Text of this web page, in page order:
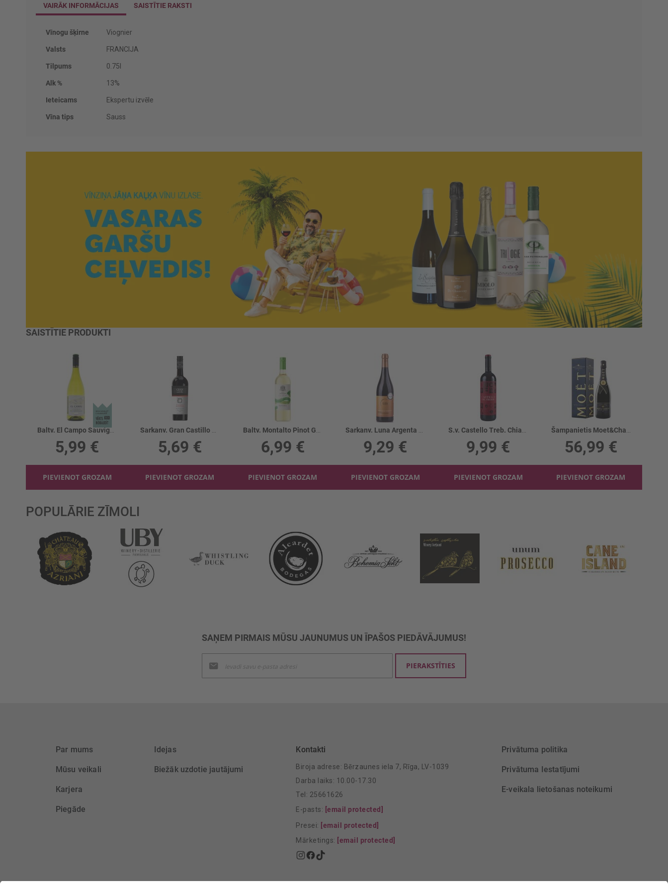
VAIRĀK INFORMĀCIJAS
Vairāk
Vīnogu šķirne Viognier
Valsts FRANCIJA
Tilpums 0.75l
Alk % 13%
Ieteicams Ekspertu izvēle
Vīna tips Sauss
SAISTĪTIE RAKSTI
SAISTĪTIE PRODUKTI
Baltv. El Campo Sauvignon Blanc 13%
5,99 €
PIEVIENOT GROZAM
Sarkanv. Gran Castillo Cabernet Sauvignon 12%
5,69 €
PIEVIENOT GROZAM
Baltv. Montalto Pinot Grigio 12%
6,99 €
PIEVIENOT GROZAM
Sarkanv. Luna Argenta Negr-Prim Appassimento 14%
9,29 €
PIEVIENOT GROZAM
S.v. Castello Treb. Chianti Superiore 13.5%
9,99 €
PIEVIENOT GROZAM
Šampanietis Moet&Chandon Nectar Champagne 12%
56,99 €
PIEVIENOT GROZAM
POPULĀRIE ZĪMOLI
SAŅEM PIRMAIS MŪSU JAUNUMUS UN ĪPAŠOS PIEDĀVĀJUMUS!
jaunumu
saņemšanai:
PIERAKSTĪTIES
Par mums
Mūsu veikali
Karjera
Piegāde
Idejas
Biežāk uzdotie jautājumi
Kontakti
Biroja adrese: Bērzaunes iela 7, Rīga, LV-1039
Darba laiks: 10.00-17.30
Tel: 25661626
E-pasts: [email protected]
Presei: [email protected]
Mārketings: [email protected]
Privātuma politika
Privātuma Iestatījumi
E-veikala lietošanas noteikumi